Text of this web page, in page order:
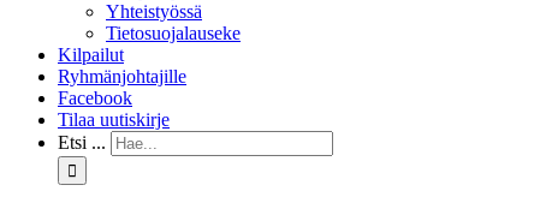
Yhteistyössä
Tietosuojalauseke
Kilpailut
Ryhmänjohtajille
Facebook
Tilaa uutiskirje
Etsi ...